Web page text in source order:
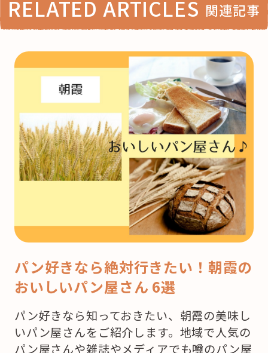
RELATED ARTICLES 関連記事
パン好きなら絶対行きたい！朝霞の
おいしいパン屋さん 6選
パン好きなら知っておきたい、朝霞の美味し
いパン屋さんをご紹介します。地域で人気の
パン屋さんや雑誌やメディアでも噂のパン屋